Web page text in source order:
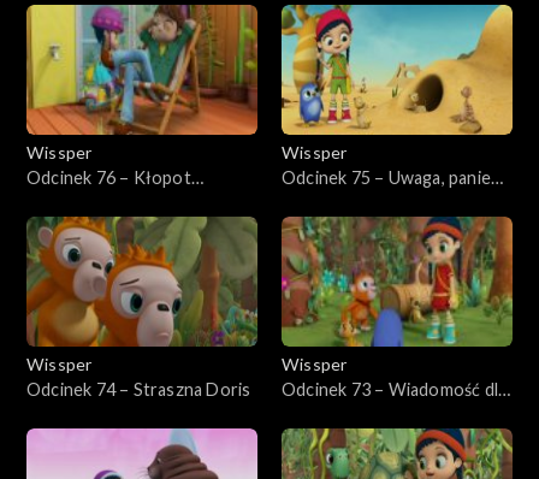
Wissper
Odcinek 76 – Kłopot
Wissper
Odcinek 75 – Uwaga, panie
Wissper
Odcinek 74 – Straszna Doris
Wissper
Odcinek 73 – Wiadomość dla